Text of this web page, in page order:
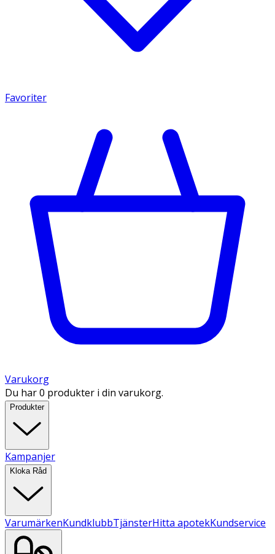
Favoriter
Varukorg
Du har 0 produkter i din varukorg.
Produkter
Kampanjer
Kloka Råd
VarumärkenKundklubbTjänsterHitta apotekKundservice